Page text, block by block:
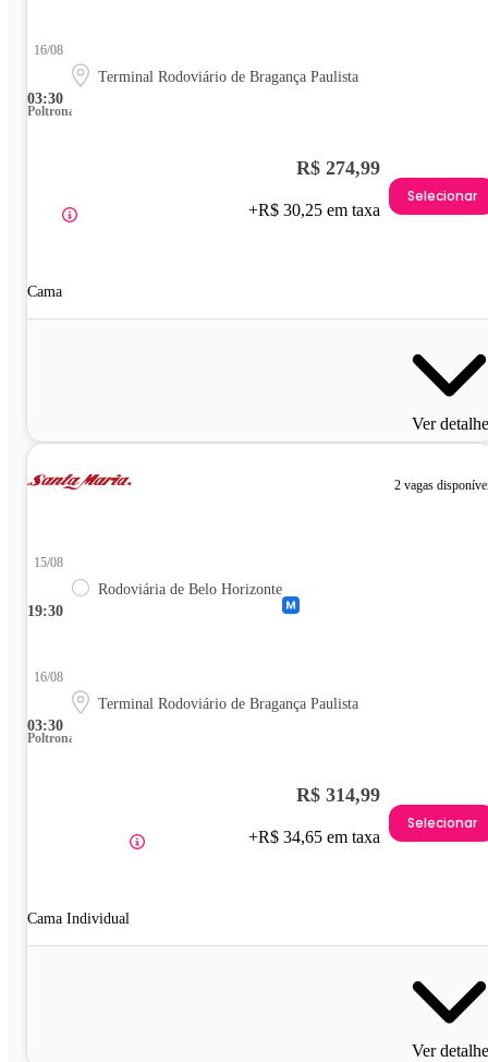
03:30
16/08
Terminal Rodoviário de Bragança Paulista
Poltrona
Cama
R$ 274,99
+R$ 30,25 em taxa
Selecionar
Ver
2 vagas
19:30
15/08
Rodoviária de Belo Horizonte
03:30
16/08
Terminal Rodoviário de Bragança Paulista
Poltrona
Cama Individual
R$ 314,99
+R$ 34,65 em taxa
Selecionar
Ver